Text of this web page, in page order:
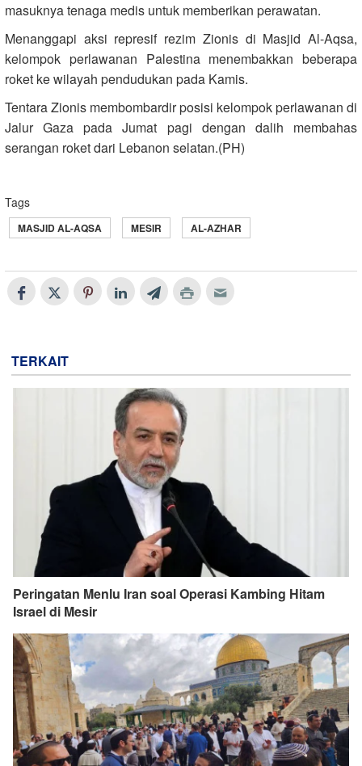
masuknya tenaga medis untuk memberikan perawatan.
Menanggapi aksi represif rezim Zionis di Masjid Al-Aqsa,
kelompok perlawanan Palestina menembakkan beberapa
roket ke wilayah pendudukan pada Kamis.
Tentara Zionis membombardir posisi kelompok perlawanan di
Jalur Gaza pada Jumat pagi dengan dalih membahas
serangan roket dari Lebanon selatan.(PH)
Tags
MASJID AL-AQSA MESIR AL-AZHAR
TERKAIT
Peringatan Menlu Iran soal Operasi Kambing Hitam
Israel di Mesir